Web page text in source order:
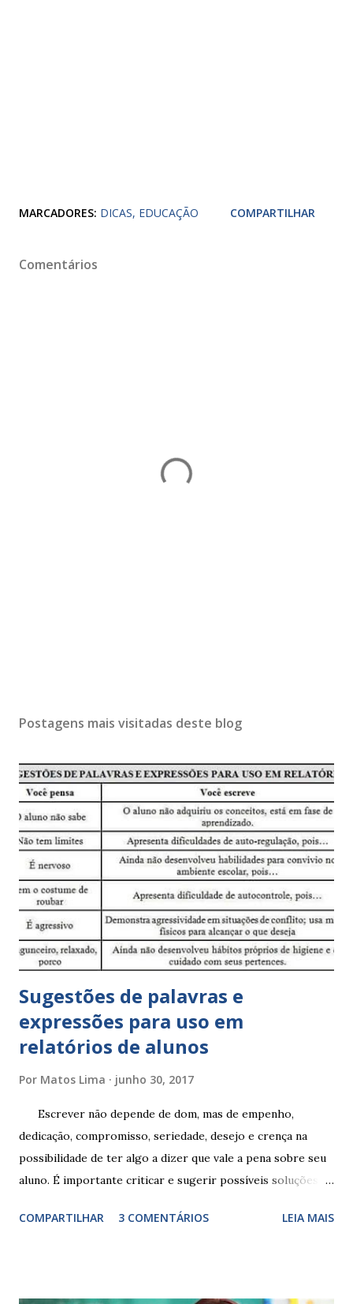
MARCADORES: DICAS EDUCAÇÃO COMPARTILHAR
Comentários
Postagens mais visitadas deste blog
Sugestões de palavras e
expressões para uso em
relatórios de alunos
Por Matos Lima junho 30, 2017
Escrever não depende de dom, mas de empenho,
dedicação, compromisso, seriedade, desejo e crença na
possibilidade de ter algo a dizer que vale a pena sobre seu
aluno. É importante criticar e sugerir possíveis soluções.
exercitação. E encontrar a melhor maneira de expressar o
COMPARTILHAR 3 COMENTÁRIOS LEIA MAIS